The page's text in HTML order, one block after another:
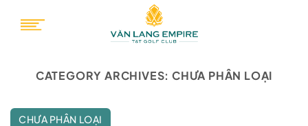
CATEGORY ARCHIVES: CHƯA PHÂN LOẠI
CHƯA PHÂN LOẠI